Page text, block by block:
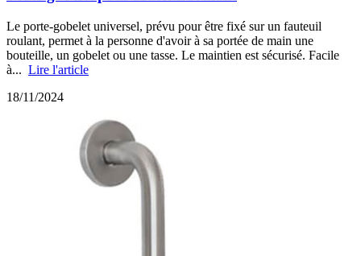
Le porte-gobelet universel, prévu pour être fixé sur un fauteuil
roulant, permet à la personne d'avoir à sa portée de main une
bouteille, un gobelet ou une tasse. Le maintien est sécurisé. Facile
à... Lire l'article
18/11/2024